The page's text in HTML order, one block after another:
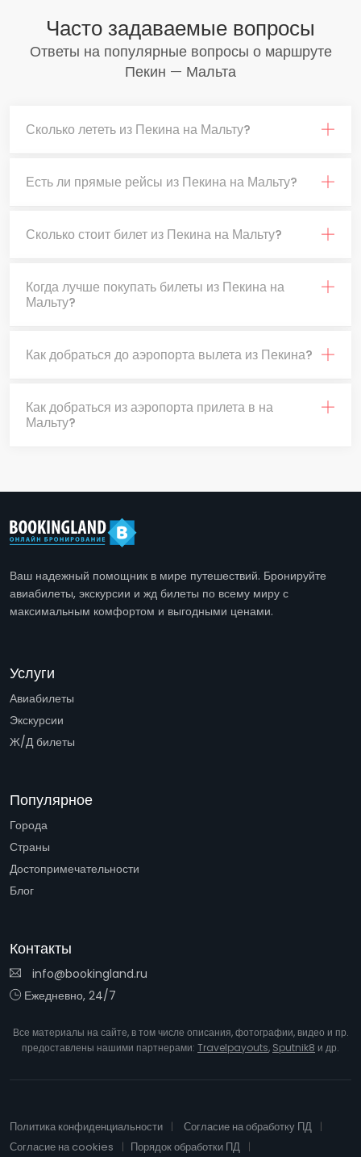
Часто задаваемые вопросы
Ответы на популярные вопросы о маршруте
Пекин — Мальта
Сколько лететь из Пекина на Мальту?
Есть ли прямые рейсы из Пекина на Мальту?
Сколько стоит билет из Пекина на Мальту?
Когда лучше покупать билеты из Пекина на
Мальту?
Как добраться до аэропорта вылета из Пекина?
Как добраться из аэропорта прилета в на
Мальту?
Ваш надежный помощник в мире путешествий. Бронируйте
авиабилеты, экскурсии и жд билеты по всему миру с
максимальным комфортом и выгодными ценами.
Услуги
Авиабилеты
Экскурсии
Ж/Д билеты
Популярное
Города
Страны
Достопримечательности
Блог
Контакты
info@bookingland.ru
Ежедневно, 24/7
Все материалы на сайте, в том числе описания, фотографии, видео и пр.
предоставлены нашими партнерами: Travelpayouts, Sputnik8 и др.
Политика конфиденциальности
Согласие на обработку ПД
Согласие на cookies
Порядок обработки ПД